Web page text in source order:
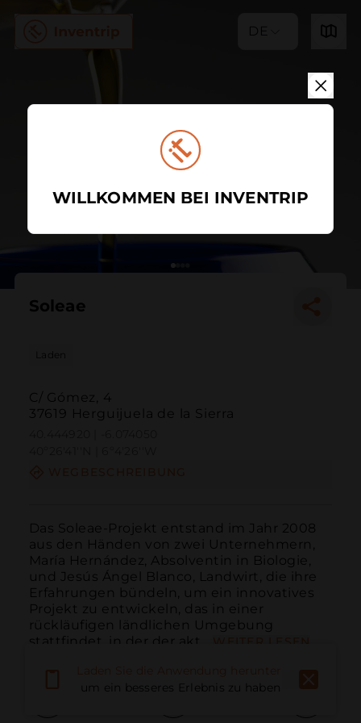
DE
Soleae
Laden
C/ Gómez, 4
37619 Herguijuela de la Sierra
Das Soleae-Projekt entstand im Jahr 2008
aus den Händen von zwei Unternehmern,
María Hernández, Absolventin in Biologie,
und Jesús Ángel Blanco, Landwirt, die ihre
Erfahrungen bündeln, um ein innovatives
Projekt zu entwickeln, das in einer
rückläufigen ländlichen Umgebung
stattfindet, in der der akt...
um ein besseres Erlebnis zu haben
WILLKOMMEN BEI INVENTRIP